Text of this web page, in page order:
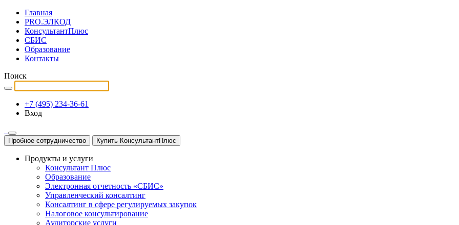
Главная
PRO.ЭЛКОД
КонсультантПлюс
СБИС
Образование
Контакты
Поиск
+7 (495) 234-36-61
Вход
Пробное сотрудничество Купить КонсультантПлюс
Продукты и услуги
Консультант Плюс
Образование
Электронная отчетность «СБИС»
Управленческий консалтинг
Консалтинг в сфере регулируемых закупок
Налоговое консультирование
Аудиторские услуги